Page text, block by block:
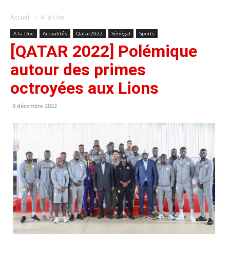
Accueil A la Une
A la Une Actualités Qatar2022 Sénégal Sports
[QATAR 2022] Polémique
autour des primes
octroyées aux Lions
9 décembre 2022